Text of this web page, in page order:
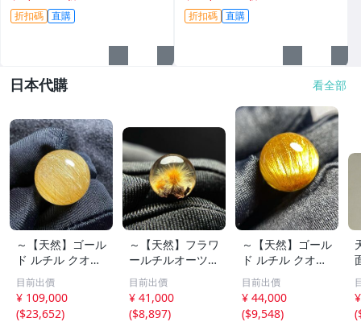
翠 #A貨翡翠 #原石翡翠
折扣碼 直購
折扣碼 直購
日本代購 看全部
～【天然】ゴール
ド ルチル クオー
ツ 丸玉 18.2mm
8.5g
目前出價
¥ 109,000
($23,652)
～【天然】フラワ
ールチルオーツ
丸玉 10.5mm 1.6
g
目前出價
¥ 41,000
($8,897)
～【天然】ゴール
ド ルチル クオー
ツ 丸玉 13.7mm
3.7g
目前出價
¥ 44,000
($9,548)
(